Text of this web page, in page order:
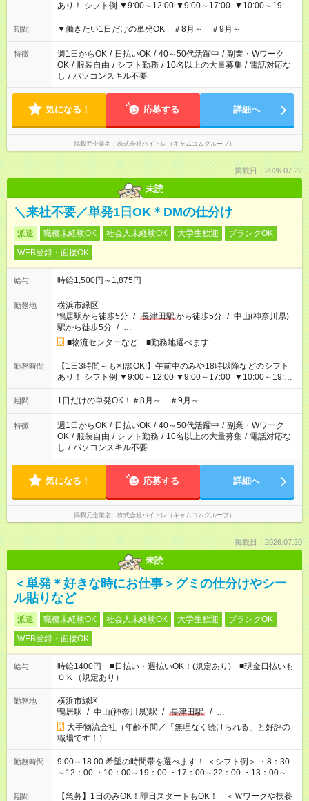
あり！ シフト例 ▼9:00～12:00 ▼9:00～17:00 ▼10:00～19:00
▼18:00～21:00
期間 ▼働きたい1日だけの単発OK ＃8月～ ＃9月～
特徴 週1日からOK / 日払いOK / 40～50代活躍中 / 副業・Wワーク
OK / 服装自由 / シフト勤務 / 10名以上の大量募集 / 電話対応な
し / パソコンスキル不要
気になる！ 応募する 詳細へ
掲載元企業名 株式会社バイトレ（キャムコムグループ）
掲載日：2026.07.22
未読
＼来社不要／単発1日OK＊DMの仕分け
派遣 職種未経験OK 社会人未経験OK 大学生歓迎
ブランクOK
WEB登録・面接OK
給与 時給1,500円～1,875円
勤務地
横浜市緑区
鴨居駅から徒歩5分 / 長津田駅から徒歩5分 / 中山(神奈川県)
駅から徒歩5分 / …
■物流センターなど ■勤務地選べます
勤務時間
【1日3時間～も相談OK!】午前中のみや18時以降などのシフト
あり！ シフト例 ▼9:00～12:00 ▼9:00～17:00 ▼10:00～19:00
▼18:00～21:00
期間 1日だけの単発OK！＃8月～ ＃9月～
特徴 週1日からOK / 日払いOK / 40～50代活躍中 / 副業・Wワーク
OK / 服装自由 / シフト勤務 / 10名以上の大量募集 / 電話対応な
し / パソコンスキル不要
気になる！ 応募する 詳細へ
掲載元企業名 株式会社バイトレ（キャムコムグループ）
掲載日：2026.07.20
未読
＜単発＊好きな時にお仕事＞グミの仕分けやシー
ル貼りなど
派遣 職種未経験OK 社会人未経験OK 大学生歓迎
ブランクOK
WEB登録・面接OK
給与
時給1400円 ■日払い・週払いOK！(規定あり) ■現金日払いも
ＯＫ（規定あり）
勤務地
横浜市緑区
鴨居駅 / 中山(神奈川県)駅 / 長津田駅 / …
大手物流会社（年齢不問／「無理なく続けられる」と好評の
職場です！）
勤務時間
9:00～18:00 希望の時間帯を選べます！ ＜シフト例＞ ・8：30
～12：00 ・10：00～19：00 ・17：00～22：00 ・13：00～
22：00 ・22：00～翌6：00 など
期間 【急募】1日のみOK！即日スタートもOK！ ＜Ｗワークや扶養